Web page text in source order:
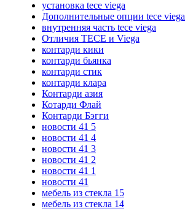
установка tece viega
Дополнительные опции tece viega
внутренняя часть tece viega
Отличия TECE и Viega
контарди кики
контарди бьянка
контарди стик
контарди клара
Контарди азия
Котарди Флай
Контарди Бэгги
новости 41 5
новости 41 4
новости 41 3
новости 41 2
новости 41 1
новости 41
мебель из стекла 15
мебель из стекла 14